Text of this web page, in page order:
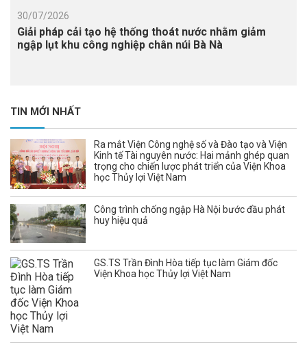
30/07/2026
Giải pháp cải tạo hệ thống thoát nước nhằm giảm
ngập lụt khu công nghiệp chân núi Bà Nà
TIN MỚI NHẤT
Ra mắt Viện Công nghệ số và Đào tạo và Viện
Kinh tế Tài nguyên nước: Hai mảnh ghép quan
trọng cho chiến lược phát triển của Viện Khoa
học Thủy lợi Việt Nam
Công trình chống ngập Hà Nội bước đầu phát
huy hiệu quả
GS.TS Trần Đình Hòa tiếp tục làm Giám đốc
Viện Khoa học Thủy lợi Việt Nam